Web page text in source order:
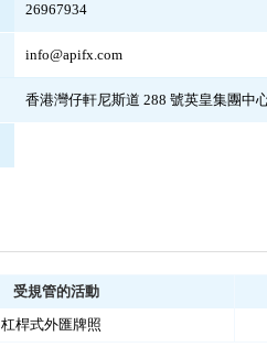
26967934
info@apifx.com
香港灣仔軒尼斯道 288 號英皇集團中
受規管的活動
杠桿式外匯牌照